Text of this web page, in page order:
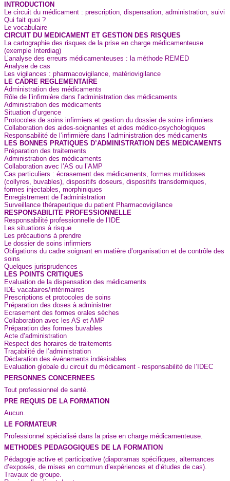
INTRODUCTION
Le circuit du médicament : prescription, dispensation, administration, suivi
Qui fait quoi ?
Le vocabulaire
CIRCUIT DU MEDICAMENT ET GESTION DES RISQUES
La cartographie des risques de la prise en charge médicamenteuse
(exemple Interdiag)
L’analyse des erreurs médicamenteuses : la méthode REMED
Analyse de cas
Les vigilances : pharmacovigilance, matériovigilance
LE CADRE REGLEMENTAIRE
Administration des médicaments
Rôle de l’infirmière dans l’administration des médicaments
Administration des médicaments
Situation d’urgence
Protocoles de soins infirmiers et gestion du dossier de soins infirmiers
Collaboration des aides-soignantes et aides médico-psychologiques
Responsabilité de l’infirmière dans l’administration des médicaments
LES BONNES PRATIQUES D’ADMINISTRATION DES MEDICAMENTS
Préparation des traitements
Administration des médicaments
Collaboration avec l’AS ou l’AMP
Cas particuliers : écrasement des médicaments, formes multidoses
(collyres, buvables), dispositifs doseurs, dispositifs transdermiques,
formes injectables, morphiniques
Enregistrement de l’administration
Surveillance thérapeutique du patient Pharmacovigilance
RESPONSABILITE PROFESSIONNELLE
Responsabilité professionnelle de l’IDE
Les situations à risque
Les précautions à prendre
Le dossier de soins infirmiers
Obligations du cadre soignant en matière d’organisation et de contrôle des
soins
Quelques jurisprudences
LES POINTS CRITIQUES
Evaluation de la dispensation des médicaments
IDE vacataires/intérimaires
Prescriptions et protocoles de soins
Préparation des doses à administrer
Ecrasement des formes orales sèches
Collaboration avec les AS et AMP
Préparation des formes buvables
Acte d’administration
Respect des horaires de traitements
Traçabilité de l’administration
Déclaration des événements indésirables
Evaluation globale du circuit du médicament - responsabilité de l’IDEC
PERSONNES CONCERNEES
Tout professionnel de santé.
PRE REQUIS DE LA FORMATION
Aucun.
LE FORMATEUR
Professionnel spécialisé dans la prise en charge médicamenteuse.
METHODES PEDAGOGIQUES DE LA FORMATION
Pédagogie active et participative (diaporamas spécifiques, alternances
d’exposés, de mises en commun d’expériences et d’études de cas).
Travaux de groupe.